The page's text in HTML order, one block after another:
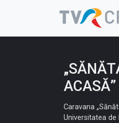
ACASĂ”
Caravana
Universitatea de